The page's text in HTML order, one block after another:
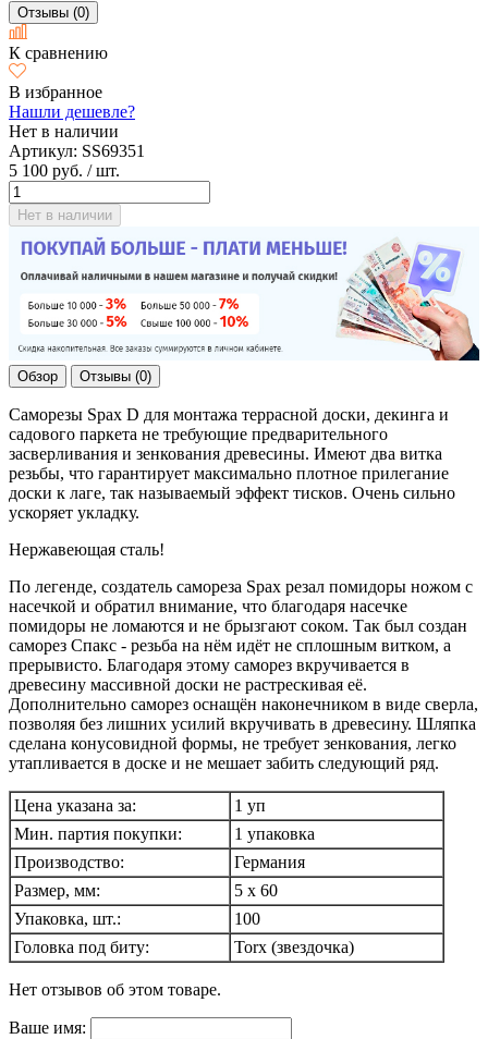
Отзывы (0)
К сравнению
В избранное
Нашли дешевле?
Нет в наличии
Артикул: SS69351
5 100 руб. / шт.
Нет в наличии
Обзор Отзывы (0)
Саморезы Spax D для монтажа террасной доски, декинга и
садового паркета не требующие предварительного
засверливания и зенкования древесины. Имеют два витка
резьбы, что гарантирует максимально плотное прилегание
доски к лаге, так называемый эффект тисков. Очень сильно
ускоряет укладку.
Нержавеющая сталь!
По легенде, создатель самореза Spax резал помидоры ножом с
насечкой и обратил внимание, что благодаря насечке
помидоры не ломаются и не брызгают соком. Так был создан
саморез Спакс - резьба на нём идёт не сплошным витком, а
прерывисто. Благодаря этому саморез вкручивается в
древесину массивной доски не растрескивая её.
Дополнительно саморез оснащён наконечником в виде сверла,
позволяя без лишних усилий вкручивать в древесину. Шляпка
сделана конусовидной формы, не требует зенкования, легко
утапливается в доске и не мешает забить следующий ряд.
Цена указана за:
1 уп
Мин. партия покупки:
1 упаковка
Производство:
Германия
Размер, мм:
5 х 60
Упаковка, шт.:
100
Головка под биту:
Torx (звездочка)
Нет отзывов об этом товаре.
Ваше имя: